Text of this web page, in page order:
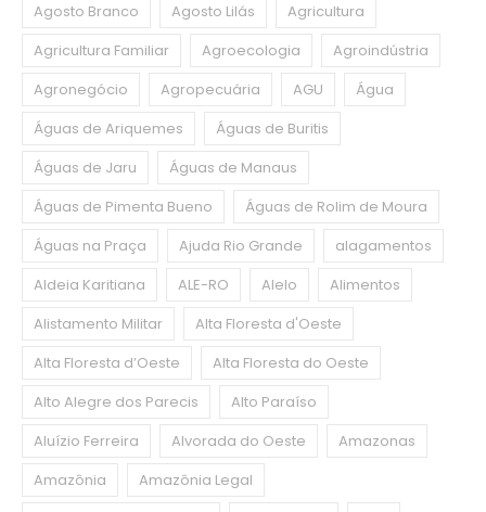
Agosto Branco
Agosto Lilás
Agricultura
Agricultura Familiar
Agroecologia
Agroindústria
Agronegócio
Agropecuária AGU
Água
Águas de Ariquemes
Águas de Buritis
Águas de Jaru
Águas de Manaus
Águas de Pimenta Bueno
Águas de Rolim de Moura
Águas na Praça
Ajuda Rio Grande
alagamentos
Aldeia Karitiana
ALE-RO Alelo
Alimentos
Alistamento Militar
Alta Floresta d'Oeste
Alta Floresta d’Oeste
Alta Floresta do Oeste
Alto Alegre dos Parecis
Alto Paraíso
Aluízio Ferreira
Alvorada do Oeste
Amazonas
Amazônia
Amazônia Legal